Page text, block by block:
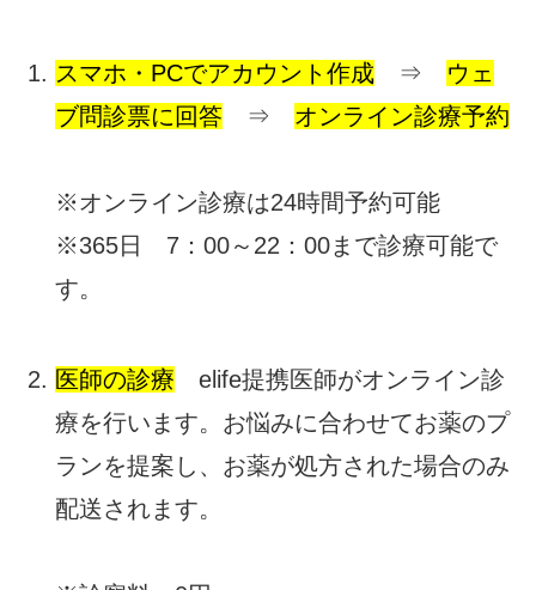
スマホ・PCでアカウント作成 ⇒ ウェ
ブ問診票に回答 ⇒ オンライン診療予約
※オンライン診療は24時間予約可能
※365日 7：00～22：00まで診療可能で
す。
医師の診療 elife提携医師がオンライン診
療を行います。お悩みに合わせてお薬のプ
ランを提案し、お薬が処方された場合のみ
配送されます。